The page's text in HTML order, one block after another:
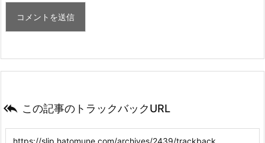
 この記事のトラックバックURL